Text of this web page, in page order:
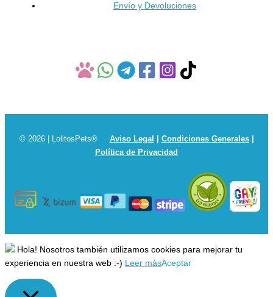
Envío y Devoluciones
© 2026 | LolitosPets® Aviso Legal Condiciones Generales|
Política de Privacidad
Hola! Nosotros también utilizamos cookies para mejorar tu
experiencia en nuestra web :-) Leer másAceptar